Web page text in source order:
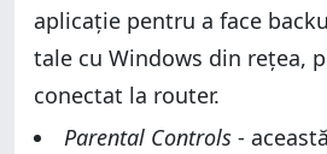
aplicație pentru a face
tale cu Windows din rețea,
conectat la router.
Parental Controls -